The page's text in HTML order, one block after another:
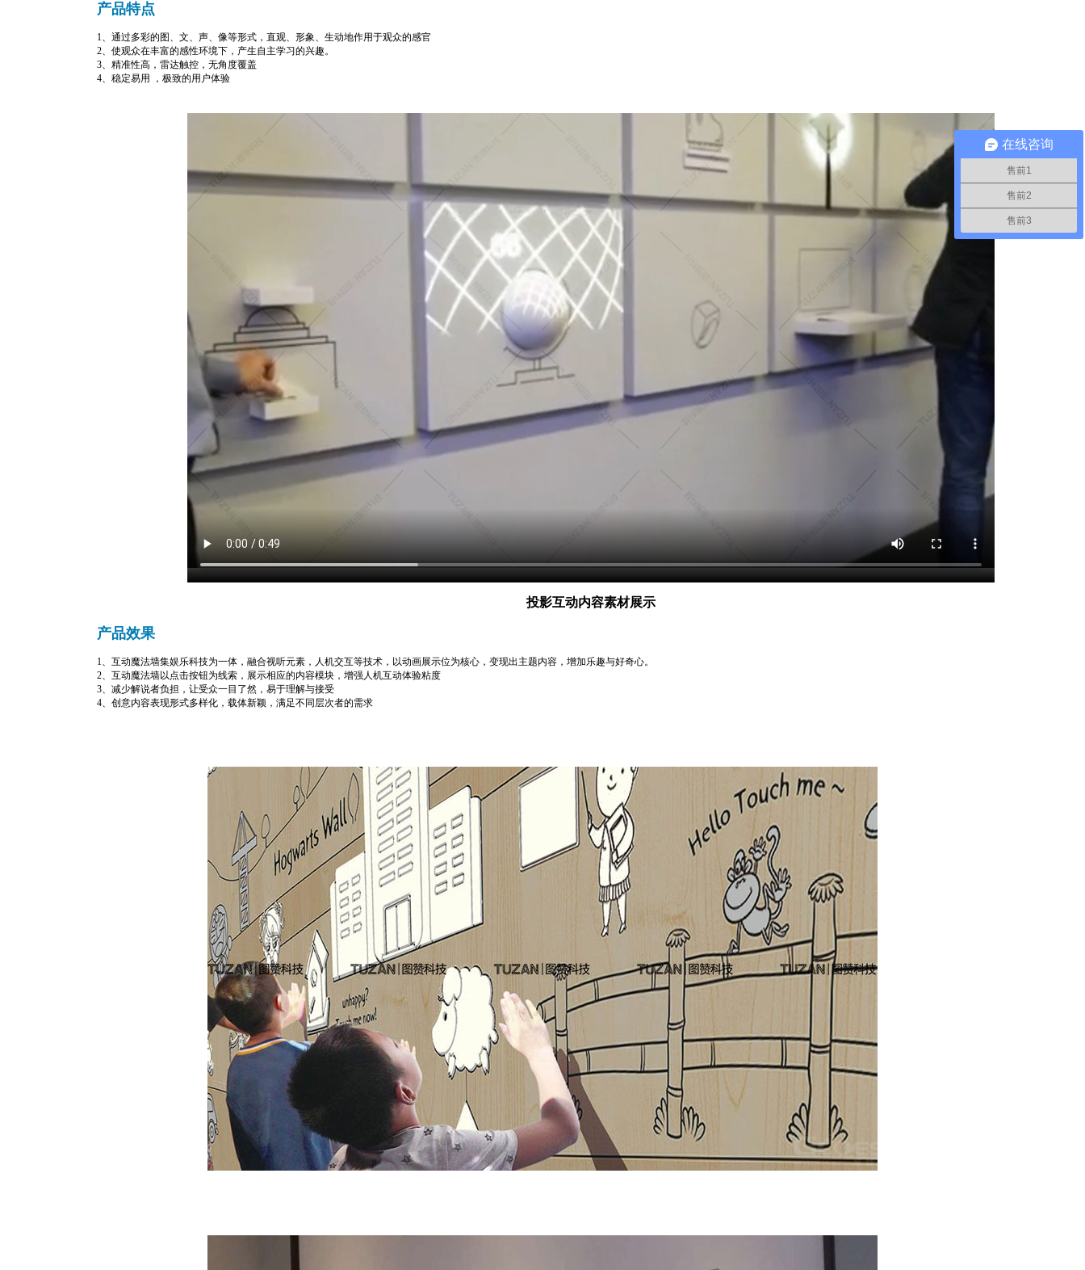
产品特点
1、通过多彩的图、文、声、像等形式，直观、形象、生动地作用于观众的感官
2、使观众在丰富的感性环境下，产生自主学习的兴趣。
3、精准性高，雷达触控，无角度覆盖
4、稳定易用 ，极致的用户体验
投影互动内容素材展示
产品效果
1、互动魔法墙集娱乐科技为一体，融合视听元素，人机交互等技术，以动画展示位为核心，变现出主题内容，增加乐趣与好奇心。
2、互动魔法墙以点击按钮为线索，展示相应的内容模块，增强人机互动体验粘度
3、减少解说者负担，让受众一目了然，易于理解与接受
4、创意内容表现形式多样化，载体新颖，满足不同层次者的需求
在线咨询
售前1
售前2
售前3